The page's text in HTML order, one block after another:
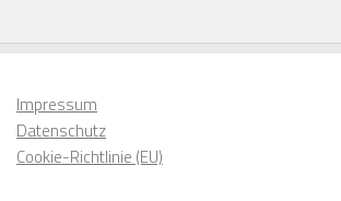
Impressum
Datenschutz
Cookie-Richtlinie (EU)